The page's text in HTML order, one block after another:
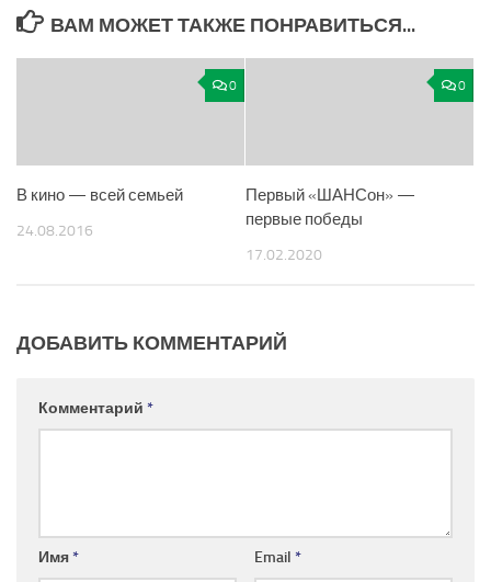
ВАМ МОЖЕТ ТАКЖЕ ПОНРАВИТЬСЯ...
0
В кино — всей семьей
24.08.2016
0
Первый «ШАНСон» —
первые победы
17.02.2020
ДОБАВИТЬ КОММЕНТАРИЙ
Комментарий *
Имя* Email *